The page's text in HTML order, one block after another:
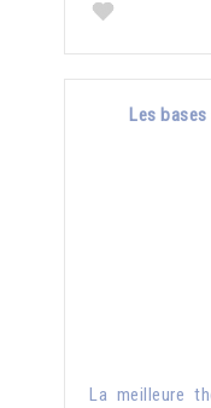
Les
La meilleure